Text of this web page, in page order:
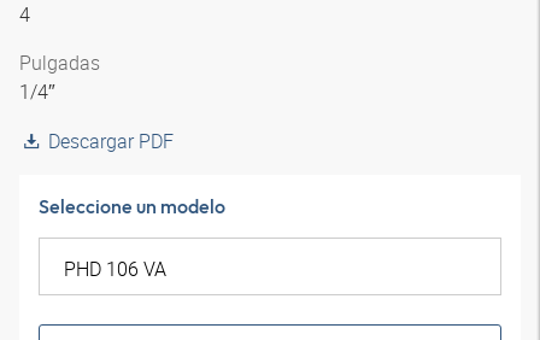
4
Pulgadas
1/4″
Descargar PDF
Seleccione un modelo